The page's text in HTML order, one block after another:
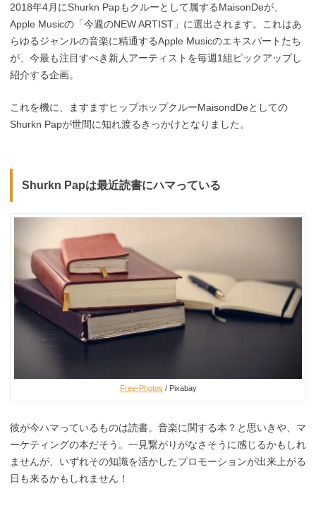
2018年4月にShurkn Papもクルーとして属するMaisonDeが、
Apple Musicの「今週のNEW ARTIST」に選出されます。これはあ
らゆるジャンルの音楽に精通するApple Musicのエキスパートたち
が、今最も注目すべき新人アーティストを毎週1組ピックアップし
紹介する企画。
これを機に、ますますヒップホップクルーMaisondDeとしての
Shurkn Papが世間に知れ渡るきっかけとなりました。
Shurkn Papは最近読書にハマっている
Free-Photos / Pixabay
彼が今ハマっているものは読書。音楽に関する本？と思いきや、マ
ーケティングの本だそう。一見繋がりがなさそうに感じるかもしれ
ませんが、いずれその知識を活かしたプロモーションが出来上がる
日も来るかもしれません！